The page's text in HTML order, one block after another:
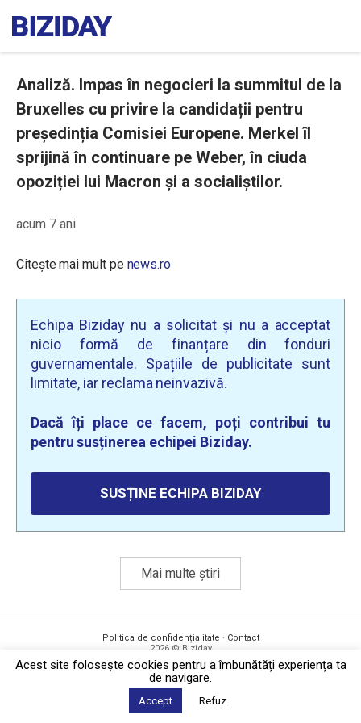
Analiză. Impas în negocieri la summitul de la
Bruxelles cu privire la candidații pentru
președinția Comisiei Europene. Merkel îl
sprijină în continuare pe Weber, în ciuda
opoziției lui Macron și a socialiștilor.
acum 7 ani
Citește mai mult pe news.ro
Echipa Biziday nu a solicitat și nu a acceptat
nicio formă de finanțare din fonduri
guvernamentale. Spațiile de publicitate sunt
limitate, iar reclama neinvazivă.
Dacă îți place ce facem, poți contribui tu
pentru susținerea echipei Biziday.
SUSȚINE ECHIPA BIZIDAY
Mai multe știri
Politica de confidențialitate · Contact
2026 © Biziday
Acest site foloseşte cookies pentru a îmbunătăți experiența ta
de navigare.
Accept Refuz